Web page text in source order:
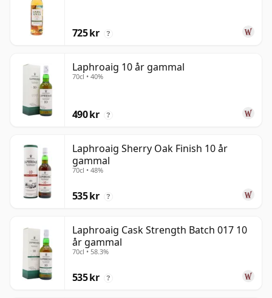
725 kr ?
Laphroaig 10 år gammal
70cl • 40%
490 kr ?
Laphroaig Sherry Oak Finish 10 år
gammal
70cl • 48%
535 kr ?
Laphroaig Cask Strength Batch 017 10
år gammal
70cl • 58.3%
535 kr ?